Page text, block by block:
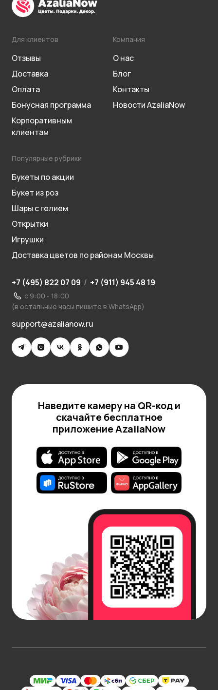
Для клиентов
Отзывы
Доставка
Оплата
Бонусная программа
Корпоративным
клиентам
Компания
О нас
Блог
Контакты
Новости AzaliaNow
Популярные рубрики
Букеты по акции
Букет из роз
Шары с гелием
Открытки
Игрушки
Доставка цветов по районам Москвы
+7 (495) 822 07 09 / +7 (911) 945 48 19
с 9:00 - 18:00
(в остальные часы пишите в WhatsApp)
support@azalianow.ru
Наведите камеру на QR-код и
скачайте бесплатное
приложение AzaliaNow